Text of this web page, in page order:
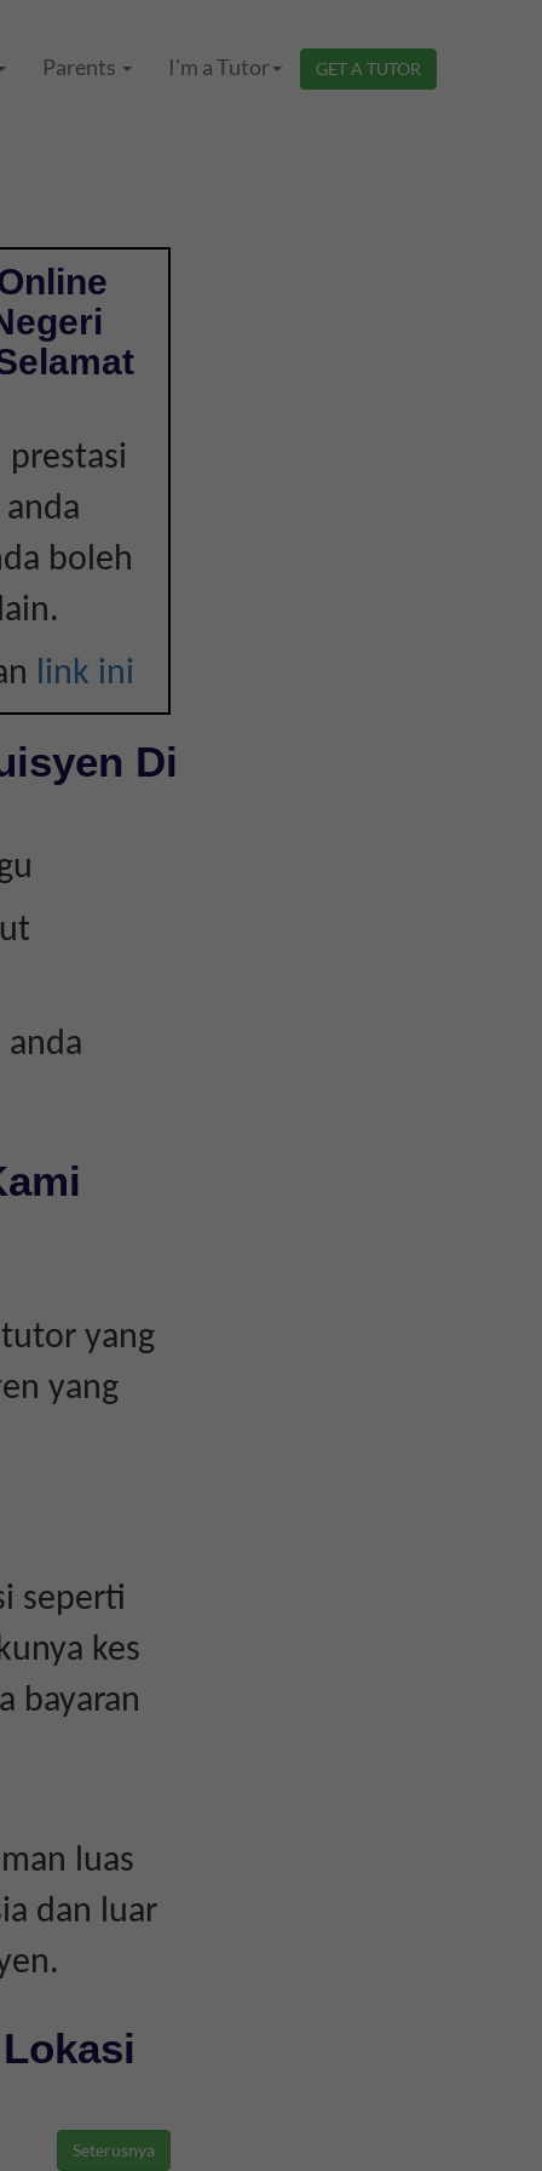
Parents I'm a Tutor GET A TUTOR
prestasi
boleh
link ini
Di
yang
yang
seperti
kes
bayaran
luas
dan luar